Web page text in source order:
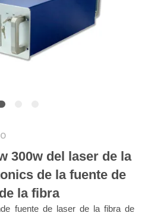
300w del laser de la
de la fuente de
la fibra
fuente de laser de la fibra de